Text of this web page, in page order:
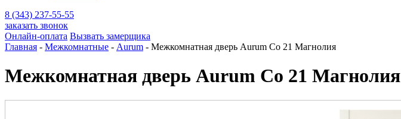
8 (343) 237-55-55
заказать звонок
Онлайн-оплата Вызвать замерщика
Главная - Межкомнатные - Aurum - Межкомнатная дверь Aurum Co 21 Магнолия
Межкомнатная дверь Aurum Co 21 Магнолия